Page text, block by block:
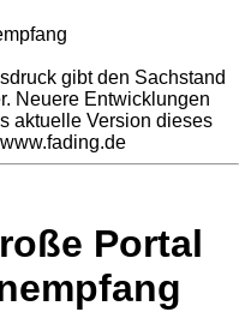
gibt den Sachstand
Neuere Entwicklungen
aktuelle Version dieses
Portal